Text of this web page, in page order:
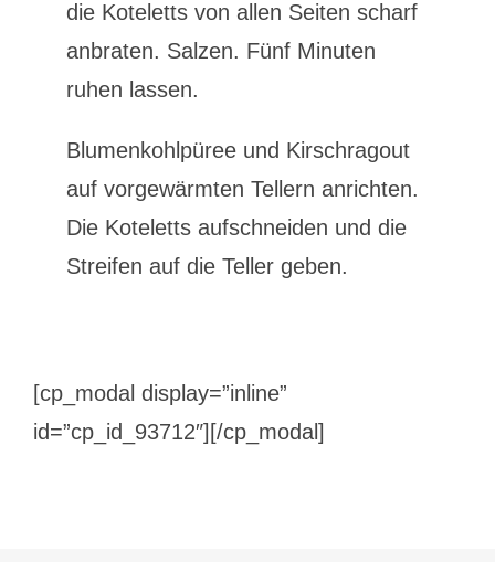
die Koteletts von allen Seiten scharf
anbraten. Salzen. Fünf Minuten
ruhen lassen.
Blumenkohlpüree und Kirschragout
auf vorgewärmten Tellern anrichten.
Die Koteletts aufschneiden und die
Streifen auf die Teller geben.
[cp_modal display=”inline”
id=”cp_id_93712″][/cp_modal]